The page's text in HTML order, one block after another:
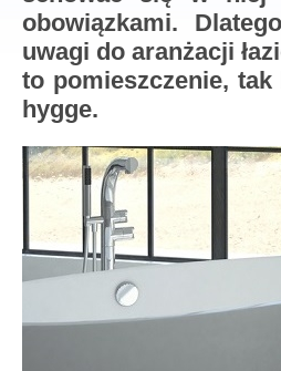
obowiązkami.
uwagi do aranżacji
to pomieszczenie,
hygge.